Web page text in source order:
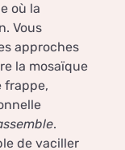
où la
Vous
approches
la mosaïque
frappe,
.
de vaciller